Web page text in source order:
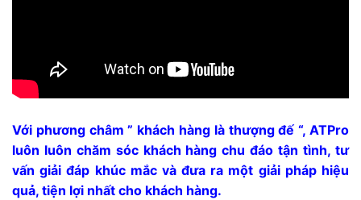
Với phương châm ” khách hàng là thượng đế “, ATPro
luôn luôn chăm sóc khách hàng chu đáo tận tình, tư
vấn giải đáp khúc mắc và đưa ra một giải pháp hiệu
quả, tiện lợi nhất cho khách hàng.